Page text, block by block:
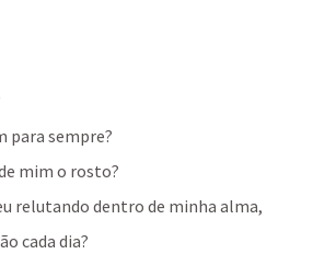
para sempre?
mim o rosto?
relutando dentro de minha alma,
cada dia?